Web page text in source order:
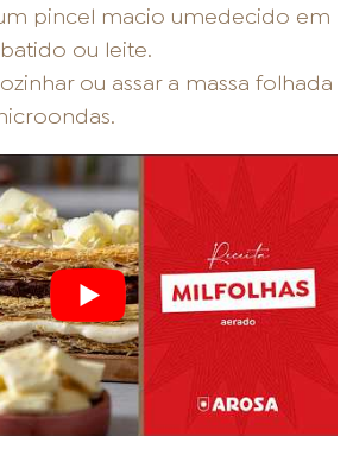
pincel macio umedecido em
ou leite.
ou assar a massa folhada